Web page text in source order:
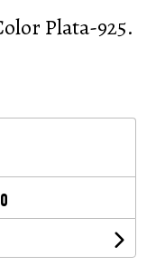
Plata-925.